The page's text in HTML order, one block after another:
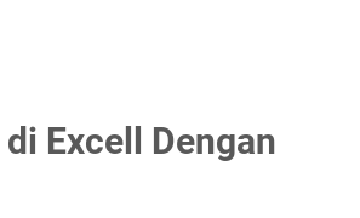
Excell Dengan